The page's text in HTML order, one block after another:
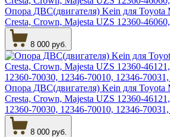
Опора ДВС(двигателя) Kein для Toyota
Cresta, Crown, Majesta UZS 12360-
8 000 руб.
Опора ДВС(двигателя) Kein для Toyota
Cresta, Crown, Majesta UZS 12360-
12360-70030, 12346-70010, 12346-
8 000 руб.